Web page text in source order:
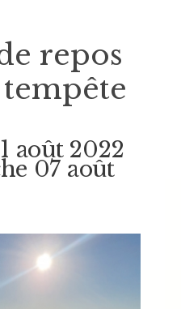
repos
août 2022
07 août